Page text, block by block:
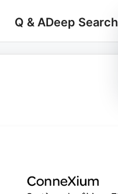
Q & ADeep Search